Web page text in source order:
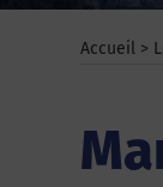
Accueil >